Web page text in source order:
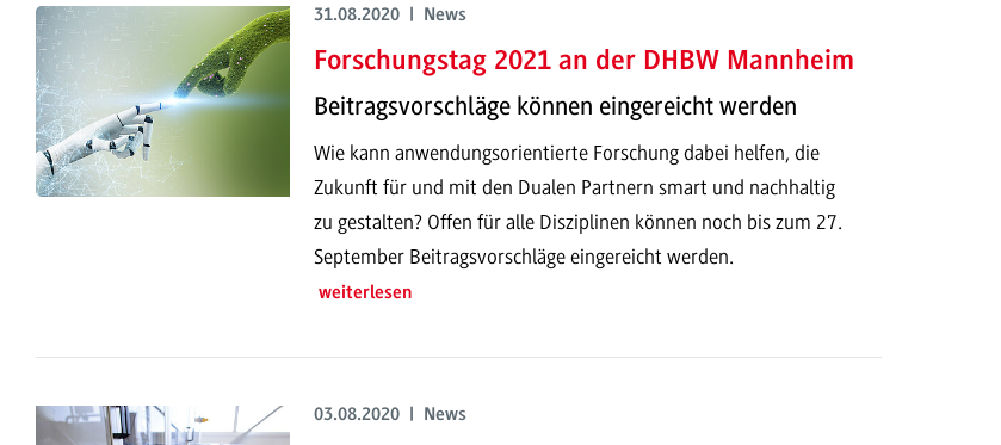
31.08.2020 | News
Forschungstag 2021 an der DHBW Mannheim
Beitragsvorschläge können eingereicht werden
Wie kann anwendungsorientierte Forschung dabei helfen, die
Zukunft für und mit den Dualen Partnern smart und nachhaltig
zu gestalten? Offen für alle Disziplinen können noch bis zum 27.
September Beitragsvorschläge eingereicht werden.
weiterlesen
03.08.2020 | News